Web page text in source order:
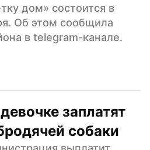
дом» состоится в
Об этом сообщила
в telegram-канале.
заплатят
собаки